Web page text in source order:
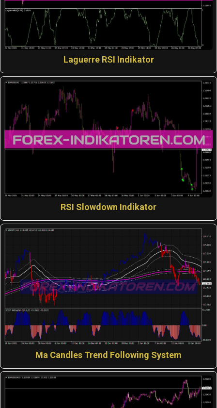
Laguerre RSI Indikator
RSI Slowdown Indikator
Ma Candles Trend Following System